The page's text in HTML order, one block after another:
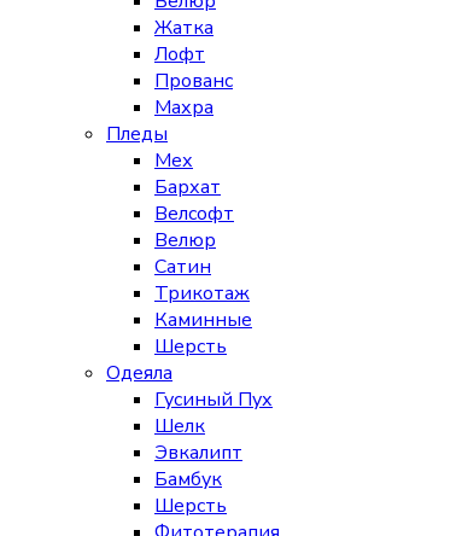
Жатка
Лофт
Прованс
Махра
Пледы
Мех
Бархат
Велсофт
Велюр
Сатин
Трикотаж
Каминные
Шерсть
Одеяла
Гусиный Пух
Шелк
Эвкалипт
Бамбук
Шерсть